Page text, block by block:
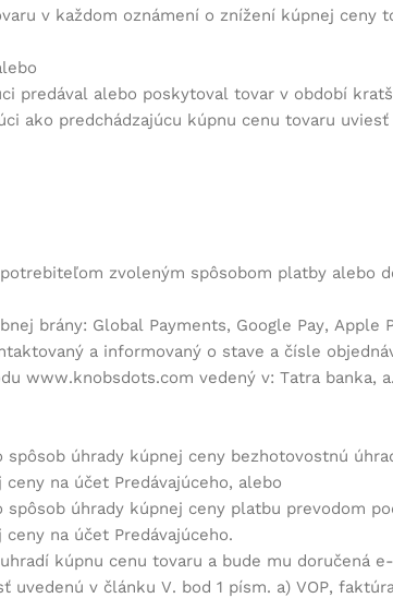
v každom oznámení o znížení kúpnej ceny
predával alebo poskytoval tovar v období
ako predchádzajúcu kúpnu cenu tovaru
zvoleným spôsobom platby
brány: Global Payments, Google Pay, Apple
a informovaný o stave a čísle
www.knobsdots.com vedený v: Tatra banka,
úhrady kúpnej ceny bezhotovostnú
na účet Predávajúceho, alebo
úhrady kúpnej ceny platbu prevodom
na účet Predávajúceho.
kúpnu cenu tovaru a bude mu doručená
v článku V. bod 1 písm. a) VOP,